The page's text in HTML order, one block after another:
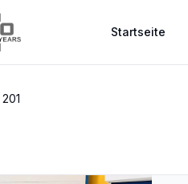
Startseite